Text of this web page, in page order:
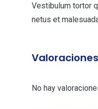
Vestibulum tortor
netus et
Valoraciones
No hay